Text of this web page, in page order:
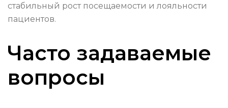
стабильный рост посещаемости и лояльности
пациентов.
Часто задаваемые
вопросы